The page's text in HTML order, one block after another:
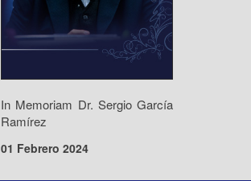
In Memoriam Dr. Sergio García
Ramírez
01 Febrero 2024